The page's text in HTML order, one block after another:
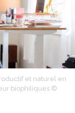
et naturel en
biophiliques ©